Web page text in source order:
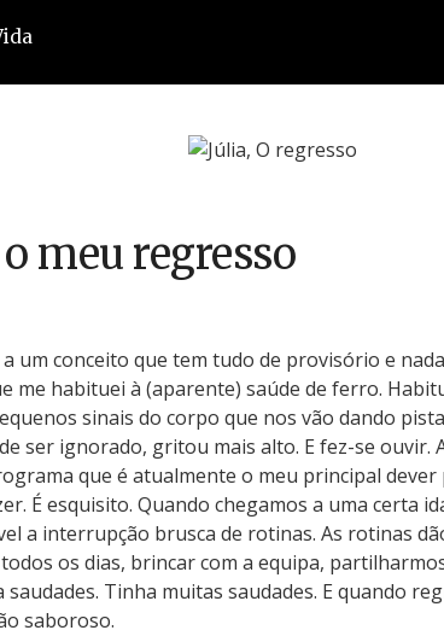
meu regresso
um conceito que tem tudo de provisório e
me habituei à (aparente) saúde de ferro.
sinais do corpo que nos vão dando
ser ignorado, gritou mais alto. E fez-se ouvir.
que é atualmente o meu principal
É esquisito. Quando chegamos a uma certa
a interrupção brusca de rotinas. As rotinas
os dias, brincar com a equipa,
Tinha muitas saudades. E quando
saboroso.